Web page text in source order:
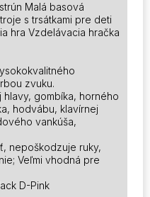
Malá basová
s trsátkami pre deti
hra Vzdelávacia hračka
zvuku.
hlavy, gombíka, horného
hodvábu, klavírnej
vankúša,
nepoškodzuje ruky,
Veľmi vhodná pre
D-Pink